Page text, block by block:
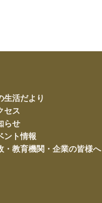
生活だより
セス
らせ
ント情報
・教育機関・企業の皆様へ